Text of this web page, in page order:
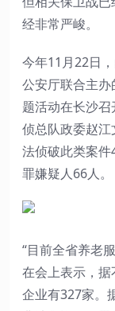
经非常严峻。
今年11月22日
公安厅联合主
题活动在长沙
侦总队政委赵
法侦破此类案
罪嫌疑人66人。
“目前全省养老
在会上表示，
企业有327家。